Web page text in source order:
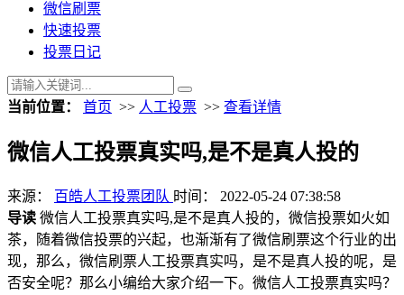
微信刷票
快速投票
投票日记
当前位置： 首页 >> 人工投票 >> 查看详情
微信人工投票真实吗,是不是真人投的
来源： 百皓人工投票团队 时间： 2022-05-24 07:38:58
导读 微信人工投票真实吗,是不是真人投的，微信投票如火如
茶，随着微信投票的兴起，也渐渐有了微信刷票这个行业的出
现，那么，微信刷票人工投票真实吗，是不是真人投的呢，是
否安全呢？那么小编给大家介绍一下。微信人工投票真实吗？